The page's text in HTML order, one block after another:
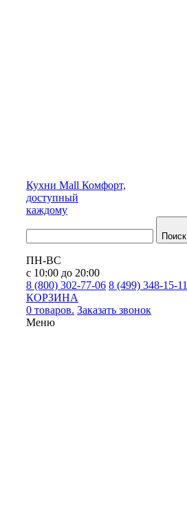
Кухни Mall Комфорт,
доступный
каждому
Поиск
ПН-ВС
с 10:00 до 20:00
8 (800) 302-77-06 8 (499) 348-15-11
КОРЗИНА
0 товаров. Заказать звонок
Меню